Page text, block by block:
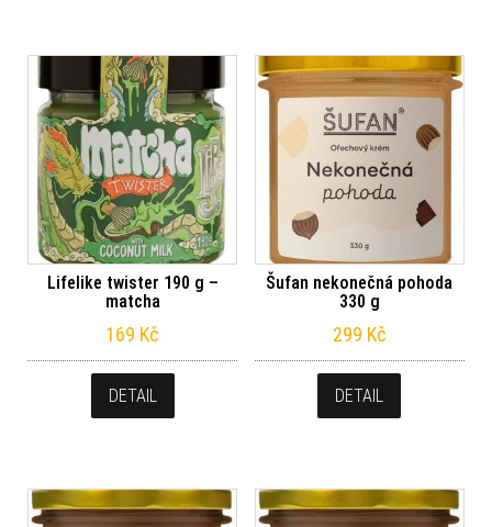
Lifelike twister 190 g –
matcha
169 Kč
DETAIL
Šufan nekonečná pohoda
330 g
299 Kč
DETAIL